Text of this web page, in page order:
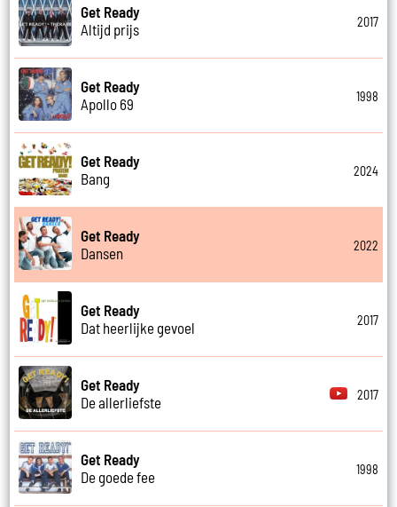
Get Ready
Altijd prijs
2017
Get Ready
Apollo 69
1998
Get Ready
Bang
2024
Get Ready
Dansen
2022
Get Ready
Dat heerlijke gevoel
2017
Get Ready
De allerliefste
2017
Get Ready
De goede fee
1998